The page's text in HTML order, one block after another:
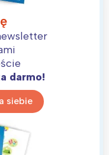
darmo!
siebie
Południe